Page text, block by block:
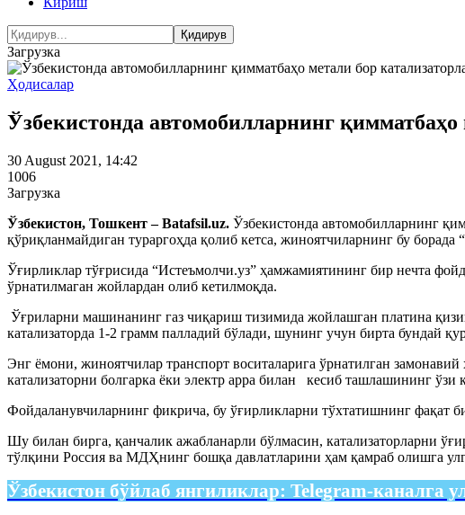
Загрузка
Ҳодисалар
Ўзбекистонда автомобилларнинг
30 August 2021, 14:42
1006
Загрузка
Ўзбекистон, Тошкент – Batafsil.uz. Ўзбекистонда автомобилларнинг
қўриқланмайдиган тураргоҳда қолиб кетса, жиноятчиларнинг бу
Ўғирликлар тўғрисида “Истеъмолчи.уз” ҳамжамиятининг бир нечта
ўрнатилмаган жойлардан олиб кетилмоқда.
Ўғриларни машинанинг газ чиқариш тизимида жойлашган платина
катализаторда 1-2 грамм палладий бўлади, шунинг учун бирта бундай
Энг ёмони, жиноятчилар транспорт воситаларига ўрнатилган
катализаторни болгарка ёки электр арра билан кесиб ташлашининг ўзи
Фойдаланувчиларнинг фикрича, бу ўғирликларни тўхтатишнинг фақат
Шу билан бирга, қанчалик ажабланарли бўлмасин, катализаторларни
тўлқини Россия ва МДҲнинг бошқа давлатларини ҳам қамраб олишга
Ўзбекистон бўйлаб янгиликлар: Telegram-каналга